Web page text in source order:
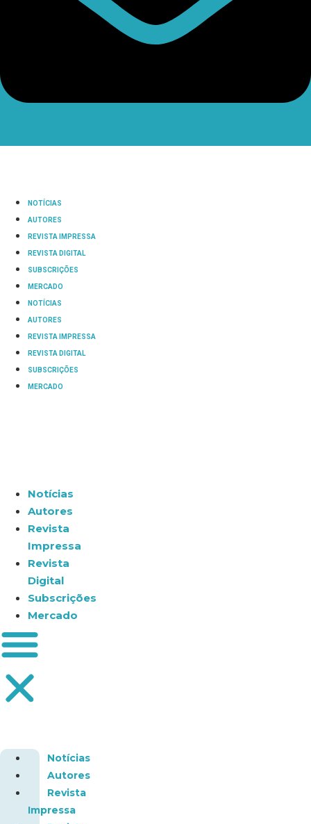
NOTÍCIAS
AUTORES
REVISTA IMPRESSA
REVISTA DIGITAL
SUBSCRIÇÕES
MERCADO
NOTÍCIAS
AUTORES
REVISTA IMPRESSA
REVISTA DIGITAL
SUBSCRIÇÕES
MERCADO
Notícias
Autores
Revista
Impressa
Revista
Digital
Subscrições
Mercado
Notícias
Autores
Revista
Impressa